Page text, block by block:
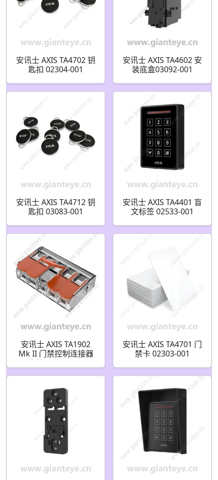
安讯士 AXIS TA4702 钥
匙扣 02304-001
安讯士 AXIS TA4602 安
装底盒03092-001
安讯士 AXIS TA4712 钥
匙扣 03083-001
安讯士 AXIS TA4401 盲
文标签 02533-001
安讯士 AXIS TA1902
Mk II 门禁控制连接器
套件 03179-001
安讯士 AXIS TA4701 门
禁卡 02303-001